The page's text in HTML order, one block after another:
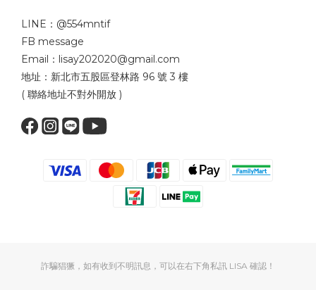
LINE： @554mntif
FB message
Email：lisay202020@gmail.com
地址：新北市五股區登林路 96 號 3 樓
( 聯絡地址不對外開放 )
詐騙猖獗，如有收到不明訊息，可以在右下角私訊 LISA 確認！